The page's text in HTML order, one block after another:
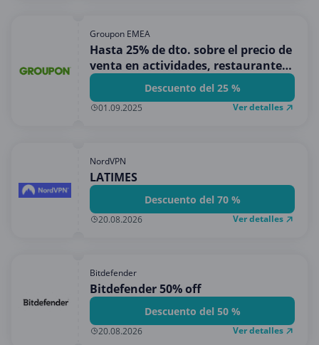
Groupon EMEA
Hasta 25% de dto. sobre el precio de
venta en actividades, restaurantes,
belleza y m�sDescuento del 25 %
01.09.2025 Ver detalles
NordVPN
LATIMES
Descuento del 70 %
20.08.2026 Ver detalles
Bitdefender
Bitdefender 50% off
Descuento del 50 %
20.08.2026 Ver detalles